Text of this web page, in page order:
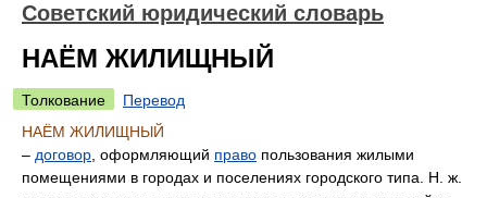
Советский юридический словарь
НАЁМ ЖИЛИЩНЫЙ
Толкование
Перевод
НАЁМ ЖИЛИЩНЫЙ
– договор , оформляющий право пользования жилыми
помещениями в городах и поселениях городского типа. Н. ж.